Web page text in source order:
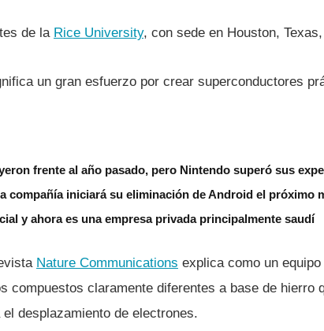
de la Rice University, con sede en Houston,
un gran esfuerzo por crear superconductores
frente al año pasado, pero Nintendo superó sus
compañía iniciará su eliminación de Android el próximo
y ahora es una empresa privada principalmente saudí
Nature Communications explica como un equipo
compuestos claramente diferentes a base de hierro
desplazamiento de electrones.